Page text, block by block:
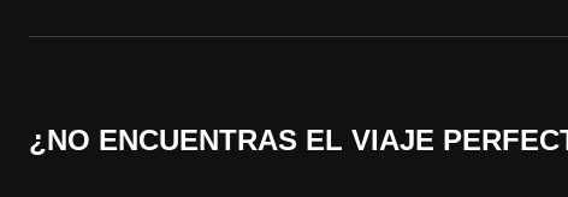
¿NO ENCUENTRAS EL VIAJE